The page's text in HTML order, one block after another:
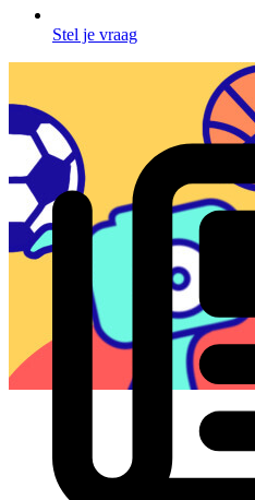
Stel je vraag